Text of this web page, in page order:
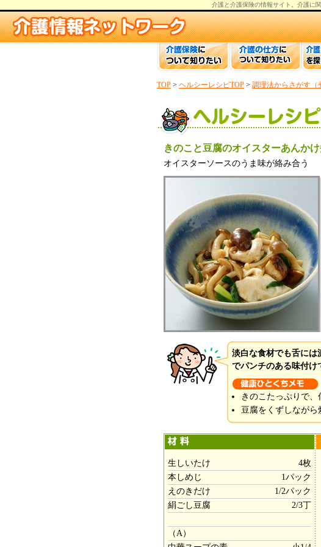
介護と介護保険の情報サイト。 介護に
TOP > ヘルシーレシピTOP > 調理法からさがす（
きのこと豆腐のオイスターあんか
オイスターソースのうま味が絡み合う
淡白な食材でも舌には
でパンチのある味付け
きのこたっぷりで
豆腐をくずしながら
生しいたけ
4枚
本しめじ
1パック
えのきだけ
1/2パック
絹ごし豆腐
2/3丁
（A）